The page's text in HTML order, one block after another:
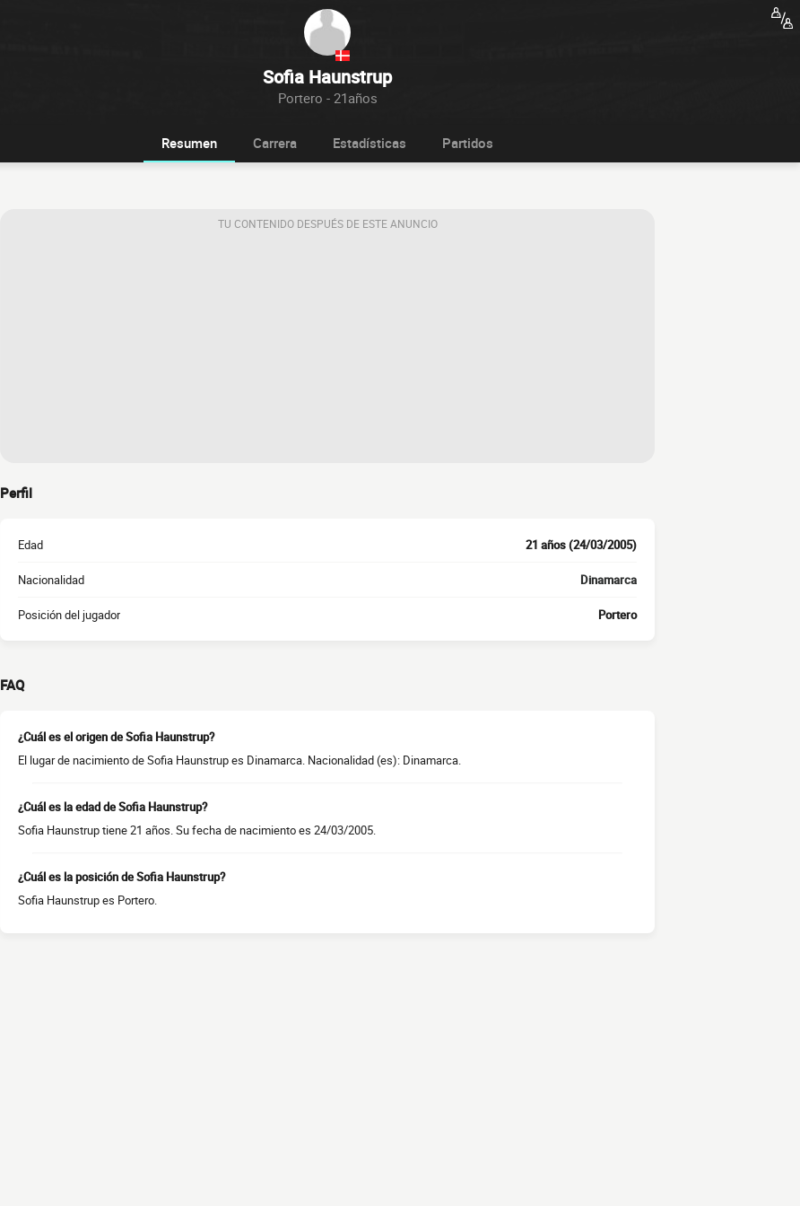
Sofia Haunstrup
Portero - 21años
Resumen Carrera Estadísticas Partidos
TU CONTENIDO DESPUÉS DE ESTE ANUNCIO
Perfil
Edad 21 años (24/03/2005)
Nacionalidad Dinamarca
Posición del jugador Portero
FAQ
¿Cuál es el origen de Sofia Haunstrup?
El lugar de nacimiento de Sofia Haunstrup es Dinamarca. Nacionalidad (es): Dinamarca.
¿Cuál es la edad de Sofia Haunstrup?
Sofia Haunstrup tiene 21 años. Su fecha de nacimiento es 24/03/2005.
¿Cuál es la posición de Sofia Haunstrup?
Sofia Haunstrup es Portero.